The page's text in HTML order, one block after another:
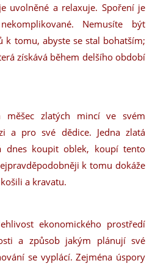
uvolněné a relaxuje. Spoření je
Nemusíte být
k tomu, abyste se stal bohatším;
získává během delšího období
měšec zlatých mincí ve svém
a pro své dědice. Jedna zlatá
dnes koupit oblek, koupí tento
k tomu dokáže
a kravatu.
ekonomického prostředí
a způsob jakým plánují své
se vyplácí. Zejména úspory